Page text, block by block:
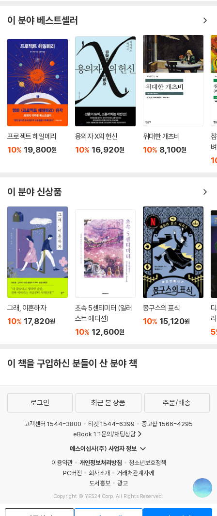
이 분야 베스트셀러
프로젝트 헤일메리
10% 19,800원
용의자 X의 헌신
10% 16,920원
위대한 개츠비
10% 8,100원
이 분야 신상품
그래, 이혼하자
10% 17,820원
초속 5센티미터 (일러
스트 에디션)
10% 12,600원
몽구스의 표식
10% 15,120원
5
이 책을 구입하신 분들이 산 분야 책
로그인 최근 본 상품 주문/배송
고객센터 1544-3800 티켓 1544-6399
중고샵 1566-4295
eBook 1:1문의/채팅상담
예스이십사(주) 사업자 정보
이용약관
개인정보처리방침
청소년보호정책
PC버전
회사소개
거래처관계자께
도서홍보
광고
Copyright © YES24 Corp. All Rights Reserved.